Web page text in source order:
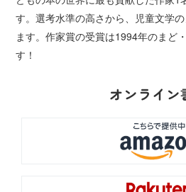
す。選考水準の高さから、児童文学
ます。作家賞の受賞は1994年のまど
す！
オンライン